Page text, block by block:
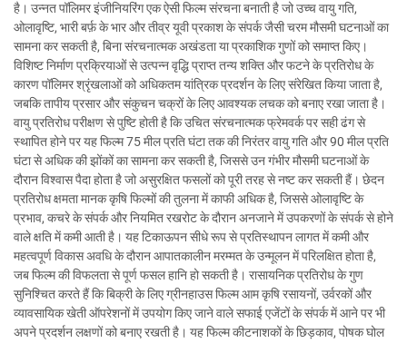
है। उन्नत पॉलिमर इंजीनियरिंग एक ऐसी फिल्म संरचना बनाती है जो उच्च वायु गति,
ओलावृष्टि, भारी बर्फ़ के भार और तीव्र यूवी प्रकाश के संपर्क जैसी चरम मौसमी घटनाओं का
सामना कर सकती है, बिना संरचनात्मक अखंडता या प्रकाशिक गुणों को समाप्त किए।
विशिष्ट निर्माण प्रक्रियाओं से उत्पन्न वृद्धि प्राप्त तन्य शक्ति और फटने के प्रतिरोध के
कारण पॉलिमर श्रृंखलाओं को अधिकतम यांत्रिक प्रदर्शन के लिए संरेखित किया जाता है,
जबकि तापीय प्रसार और संकुचन चक्रों के लिए आवश्यक लचक को बनाए रखा जाता है।
वायु प्रतिरोध परीक्षण से पुष्टि होती है कि उचित संरचनात्मक फ्रेमवर्क पर सही ढंग से
स्थापित होने पर यह फिल्म 75 मील प्रति घंटा तक की निरंतर वायु गति और 90 मील प्रति
घंटा से अधिक की झोंकों का सामना कर सकती है, जिससे उन गंभीर मौसमी घटनाओं के
दौरान विश्वास पैदा होता है जो असुरक्षित फसलों को पूरी तरह से नष्ट कर सकती हैं। छेदन
प्रतिरोध क्षमता मानक कृषि फिल्मों की तुलना में काफी अधिक है, जिससे ओलावृष्टि के
प्रभाव, कचरे के संपर्क और नियमित रखरोट के दौरान अनजाने में उपकरणों के संपर्क से होने
वाले क्षति में कमी आती है। यह टिकाऊपन सीधे रूप से प्रतिस्थापन लागत में कमी और
महत्वपूर्ण विकास अवधि के दौरान आपातकालीन मरम्मत के उन्मूलन में परिलक्षित होता है,
जब फिल्म की विफलता से पूर्ण फसल हानि हो सकती है। रासायनिक प्रतिरोध के गुण
सुनिश्चित करते हैं कि बिक्री के लिए ग्रीनहाउस फिल्म आम कृषि रसायनों, उर्वरकों और
व्यावसायिक खेती ऑपरेशनों में उपयोग किए जाने वाले सफाई एजेंटों के संपर्क में आने पर भी
अपने प्रदर्शन लक्षणों को बनाए रखती है। यह फिल्म कीटनाशकों के छिड़काव, पोषक घोल